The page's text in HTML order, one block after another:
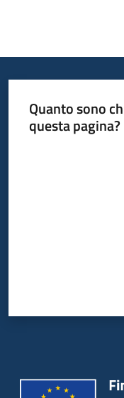
le
Informazioni
Quanto sono
questa pagina?